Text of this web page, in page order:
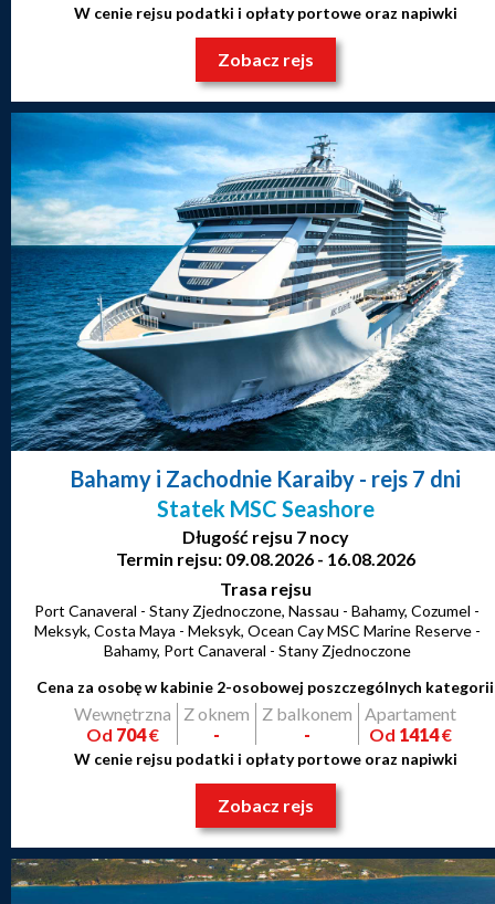
W cenie rejsu podatki i opłaty portowe oraz napiwki
Zobacz rejs
Bahamy i Zachodnie Karaiby- rejs 7 dni
Statek MSC Seashore
Długość rejsu 7 nocy
Termin rejsu: 09.08.2026 - 16.08.2026
Trasa rejsu
Port Canaveral - Stany Zjednoczone, Nassau - Bahamy, Cozumel -
Meksyk, Costa Maya - Meksyk, Ocean Cay MSC Marine Reserve -
Bahamy, Port Canaveral - Stany Zjednoczone
Cena za osobę w kabinie 2-osobowej poszczególnych kategorii
Wewnętrzna
Od 704€
Z oknem
-
Z balkonem
-
Apartament
Od 1414€
W cenie rejsu podatki i opłaty portowe oraz napiwki
Zobacz rejs